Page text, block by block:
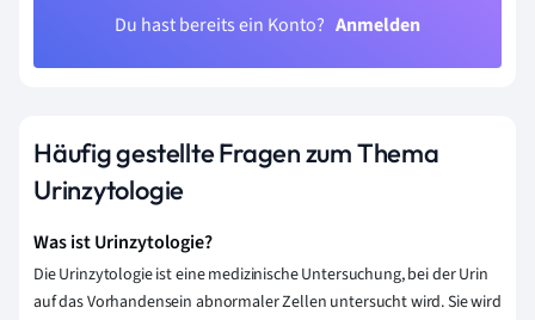
Du hast bereits ein Konto? Anmelden
Häufig gestellte Fragen zum Thema
Urinzytologie
Was ist Urinzytologie?
Die Urinzytologie ist eine medizinische Untersuchung, bei der Urin
auf das Vorhandensein abnormaler Zellen untersucht wird. Sie wird